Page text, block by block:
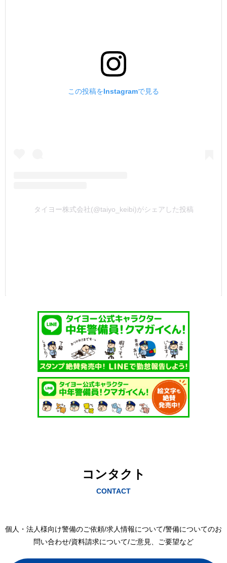
この投稿をInstagramで見る
タイヨー株式会社(@taiyo_keibi)がシェアした投稿
コンタクト
CONTACT
個人・法人様向け警備のご依頼/求人情報について/警備についてのお
問い合わせ/資料請求について/ご意見、ご要望など